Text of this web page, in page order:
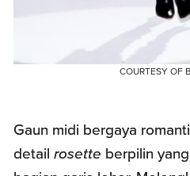
COURTESY OF
Gaun midi bergaya
detailrosette berpilin